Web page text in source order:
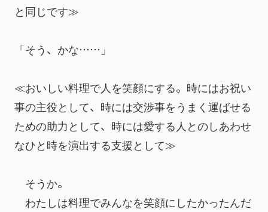
と同じです≫
「そう、かな……」
≪おいしい料理で人を笑顔にする。時にはお祝い
事の主役として、時には交渉事をうまく運ばせる
ための助力として、時には愛する人とのしあわせ
なひと時を演出する支援として≫
そうか。
わたしは料理でみんなを笑顔にしたかったんだ